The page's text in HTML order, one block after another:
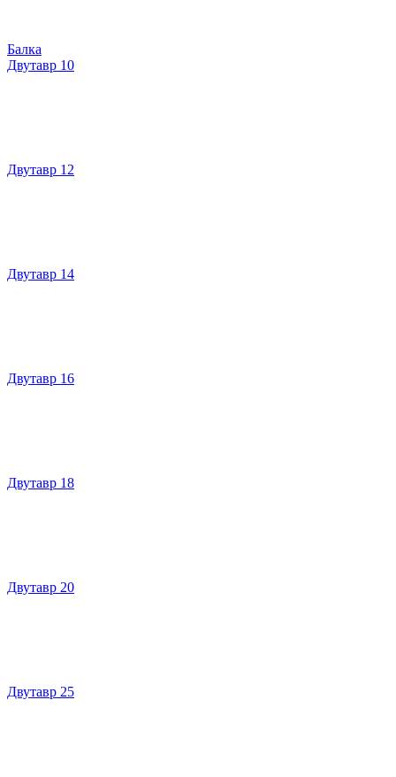
Балка
Двутавр 10
Двутавр 12
Двутавр 14
Двутавр 16
Двутавр 18
Двутавр 20
Двутавр 25